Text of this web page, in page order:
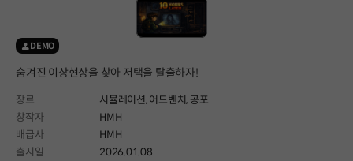
DEMO
숨겨진 이상현상을 찾아 저택을 탈출하자!
장르 시뮬레이션,어드벤처, 공포
창작자
HMH
배급사
HMH
출시일
2026.01.08